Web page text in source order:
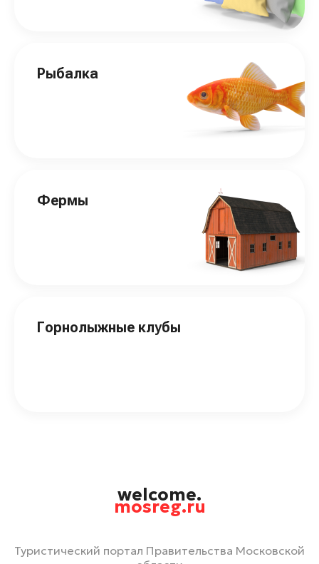
Рыбалка
Фермы
Горнолыжные клубы
welcome.
mosreg.ru
Туристический портал Правительства Московской